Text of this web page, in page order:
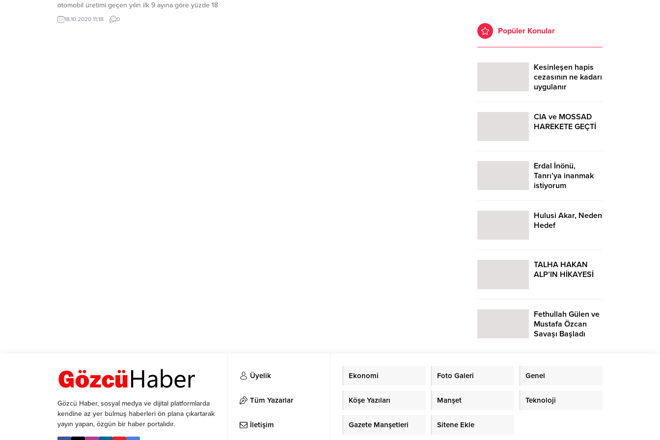
otomobil üretimi geçen yılın ilk 9 ayına göre yüzde 18
oranında azaldı. Pandemi dolayısıyla üretimin
yavaşlaması, sıfır araçların ve buna bağlı olarak da ikinci
18.10.2020 11:18 0
Popüler Konular
Kesinleşen hapis
cezasının ne kadarı
uygulanır
CIA ve MOSSAD
HAREKETE GEÇTİ
Erdal İnönü,
Tanrı’ya inanmak
istiyorum
Hulusi Akar, Neden
Hedef
TALHA HAKAN
ALP’IN HİKAYESİ
Fethullah Gülen ve
Mustafa Özcan
Savaşı Başladı
Gözcü Haber, sosyal medya ve dijital platformlarda
kendine az yer bulmuş haberleri ön plana çıkartarak
yayın yapan, özgün bir haber portalıdır.
Üyelik
Tüm Yazarlar
İletişim
Ekonomi Foto Galeri Genel
Köşe Yazıları Manşet Teknoloji
Gazete Manşetleri Sitene Ekle